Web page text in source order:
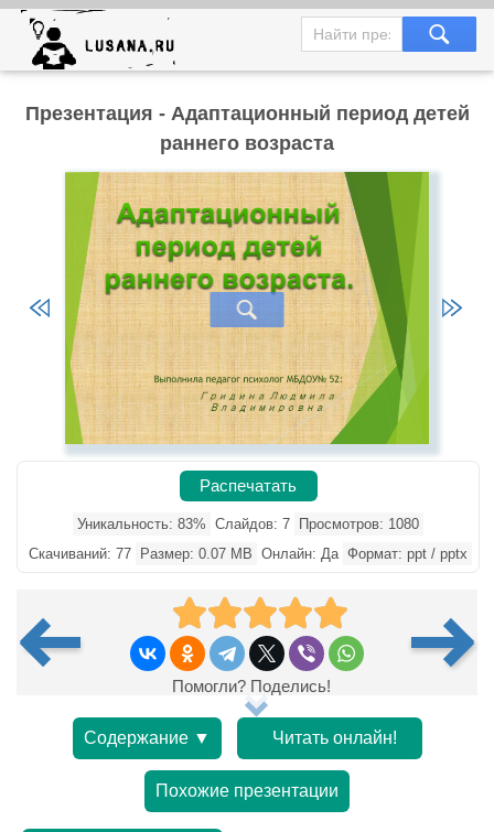
Презентация - Адаптационный период детей
раннего возраста
Распечатать
Уникальность: 83% Слайдов: 7
Просмотров: 1080
Скачиваний: 77
Размер: 0.07 MB Онлайн: Да Формат: ppt / pptx
Помогли? Поделись!
Содержание ▼ Читать онлайн!
Похожие презентации